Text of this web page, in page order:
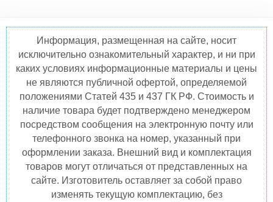
Информация, размещенная на сайте, носит
исключительно ознакомительный характер, и ни при
каких условиях информационные материалы и цены
не являются публичной офертой, определяемой
положениями Статей 435 и 437 ГК РФ. Стоимость и
наличие товара будет подтверждено менеджером
посредством сообщения на электронную почту или
телефонного звонка на номер, указанный при
оформлении заказа. Внешний вид и комплектация
товаров могут отличаться от представленных на
сайте. Изготовитель оставляет за собой право
изменять текущую комплектацию, без